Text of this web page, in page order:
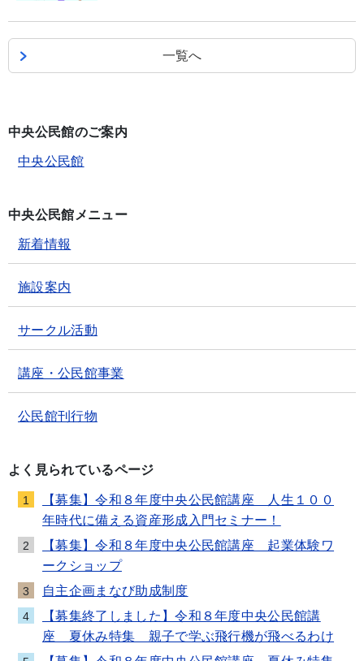
一覧へ
中央公民館のご案内
中央公民館
中央公民館メニュー
新着情報
施設案内
サークル活動
講座・公民館事業
公民館刊行物
よく見られているページ
1
【募集】令和８年度中央公民館講座 人生１００
年時代に備える資産形成入門セミナー！
2
【募集】令和８年度中央公民館講座 起業体験ワ
ークショップ
3 自主企画まなび助成制度
4
【募集終了しました】令和８年度中央公民館講
座 夏休み特集 親子で学ぶ飛行機が飛べるわけ